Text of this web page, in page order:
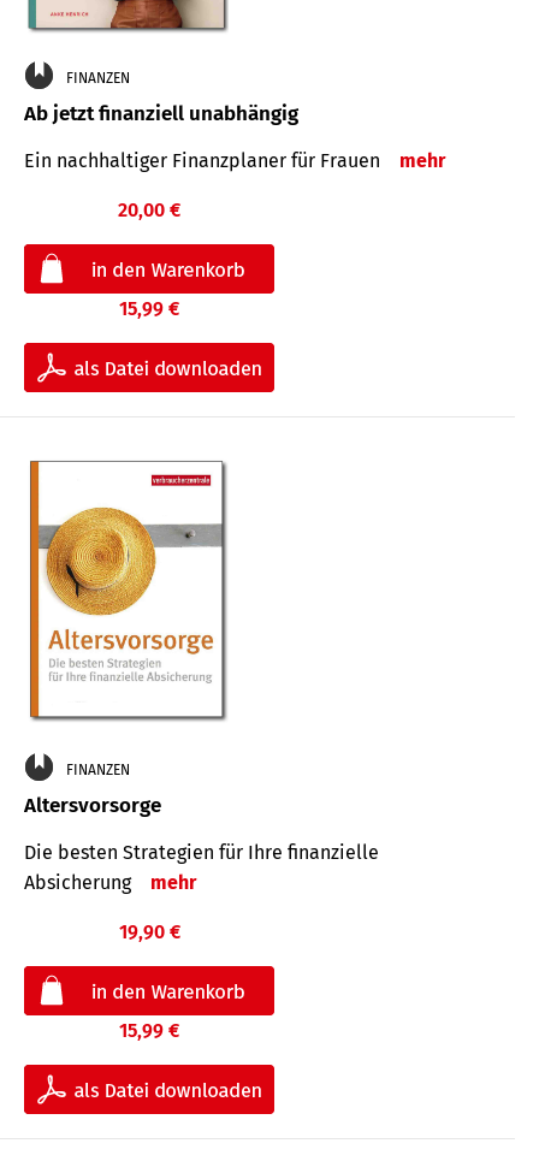
FINANZEN
Ab jetzt finanziell unabhängig
Ein nachhaltiger Finanzplaner für Frauen mehr
20,00 €
15,99 €
FINANZEN
Altersvorsorge
Die besten Strategien für Ihre finanzielle
Absicherung
mehr
19,90 €
15,99 €